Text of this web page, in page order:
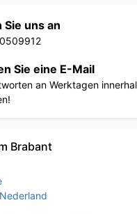
Sie uns an
Sie eine E-Mail
an Werktagen
Brabant